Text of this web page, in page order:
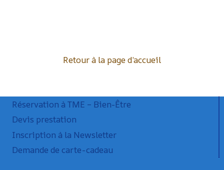
Retour à la page d’accueil
Réservation à TME – Bien-Être
Devis prestation
Inscription à la Newsletter
Demande de carte-cadeau